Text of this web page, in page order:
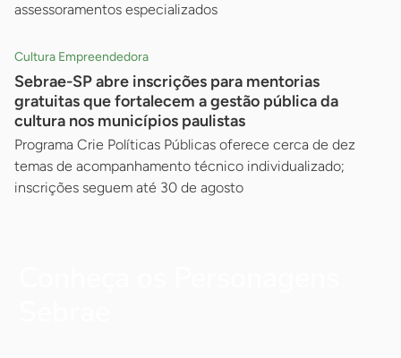
assessoramentos especializados
Cultura Empreendedora
Sebrae-SP abre inscrições para mentorias
gratuitas que fortalecem a gestão pública da
cultura nos municípios paulistas
Programa Crie Políticas Públicas oferece cerca de dez
temas de acompanhamento técnico individualizado;
inscrições seguem até 30 de agosto